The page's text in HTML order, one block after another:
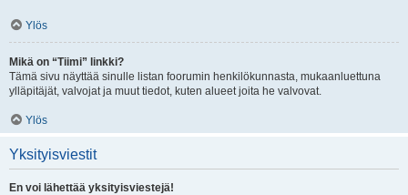
Ylös
Mikä on “Tiimi” linkki?
Tämä sivu näyttää sinulle listan foorumin henkilökunnasta, mukaanluettuna
ylläpitäjät, valvojat ja muut tiedot, kuten alueet joita he valvovat.
Ylös
Yksityisviestit
En voi lähettää yksityisviestejä!